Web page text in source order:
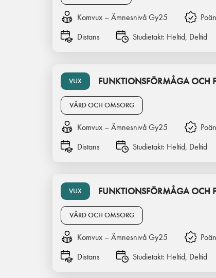
Komvux – Ämnesnivå Gy25
Distans
Studietakt: Heltid, Deltid
VUX FUNKTIONSFÖRMÅGA OCH
VÅRD OCH OMSORG
Komvux – Ämnesnivå Gy25
Distans
Studietakt: Heltid, Deltid
VUX FUNKTIONSFÖRMÅGA OCH
VÅRD OCH OMSORG
Komvux – Ämnesnivå Gy25
Distans
Studietakt: Heltid, Deltid